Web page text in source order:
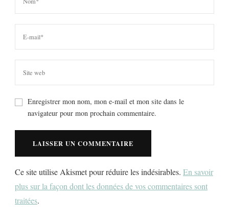
Enregistrer mon nom, mon e-mail et mon site dans le
navigateur pour mon prochain commentaire.
Ce site utilise Akismet pour réduire les indésirables. En savoir
plus sur la façon dont les données de vos commentaires sont
traitées.